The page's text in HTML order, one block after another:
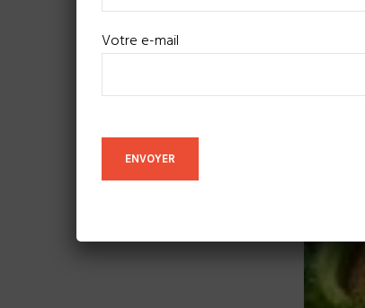
Votre e-mail